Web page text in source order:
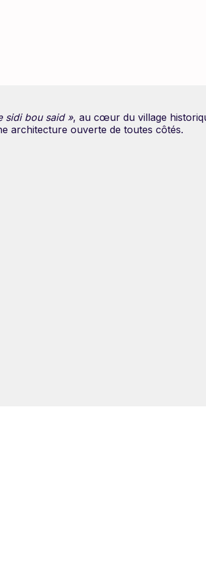
sidi bou said », au cœur du village
architecture ouverte de toutes côtés.